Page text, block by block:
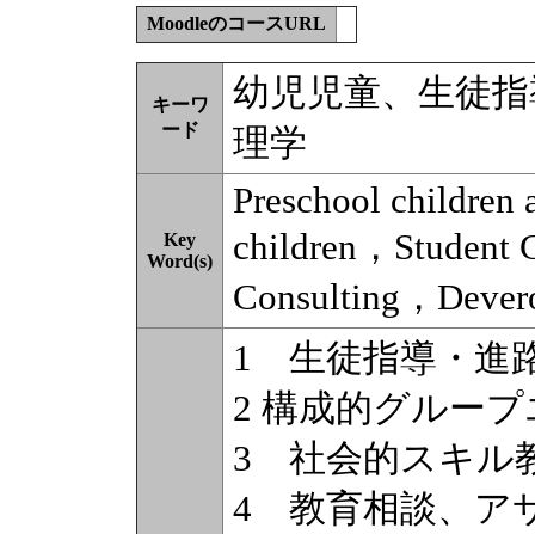
MoodleのコースURL
キーワ
ード
幼児児童、生徒
理学
Key
Word(s)
Preschool children
children，Student
Consulting，
1 生徒指導・進
2 構成的グルー
3 社会的スキル
4 教育相談、ア